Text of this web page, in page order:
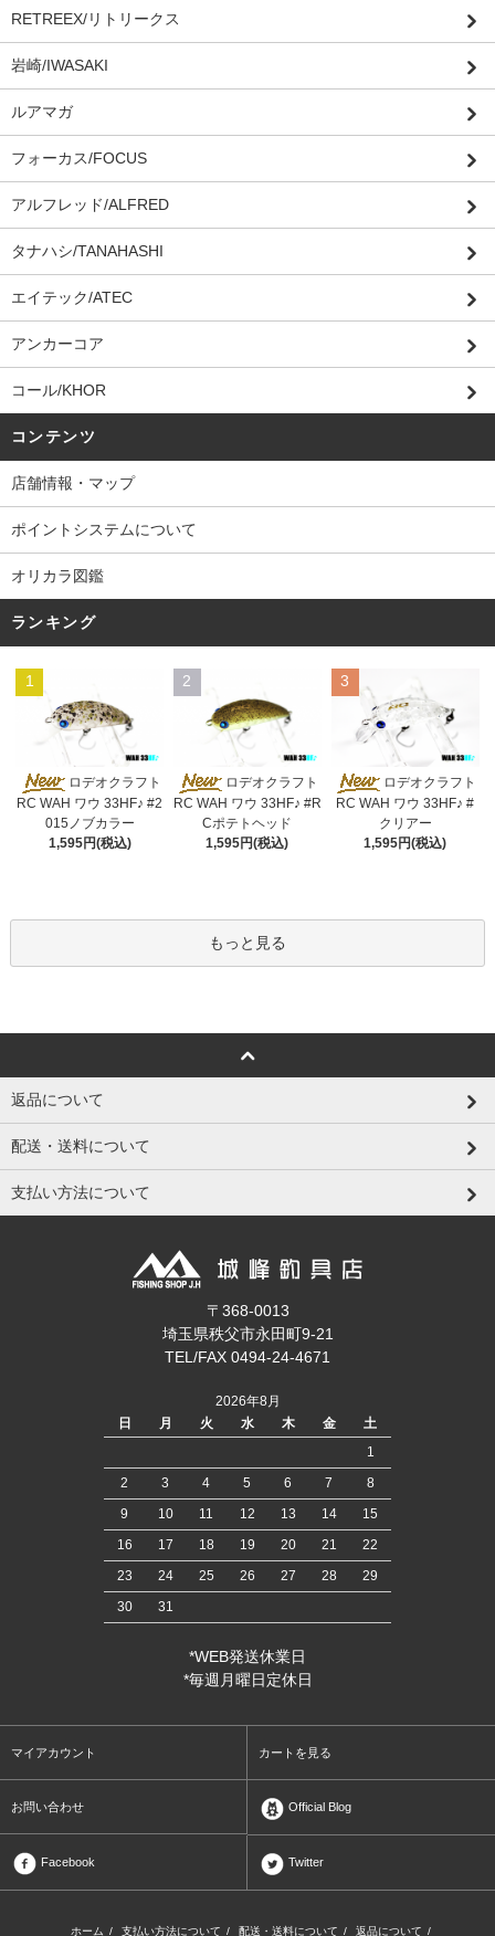
RETREEX/リトリークス
岩崎/IWASAKI
ルアマガ
フォーカス/FOCUS
アルフレッド/ALFRED
タナハシ/TANAHASHI
エイテック/ATEC
アンカーコア
コール/KHOR
コンテンツ
店舗情報・マップ
ポイントシステムについて
オリカラ図鑑
ランキング
1
ロデオクラフト
RC WAH ワウ 33HF♪ #2
015ノブカラー
1,595円(税込)
2
ロデオクラフト
RC WAH ワウ 33HF♪ #R
Cポテトヘッド
1,595円(税込)
3
ロデオクラフト
RC WAH ワウ 33HF♪ #
クリアー
1,595円(税込)
もっと見る
返品について
配送・送料について
支払い方法について
〒368-0013
埼玉県秩父市永田町9-21
TEL/FAX 0494-24-4671
2026年8月
日
月 火 水 木 金
土
1
2
3 4 5 6 7
8
9
10 11 12 13 14
15
16
17 18 19 20 21
22
23
24 25 26 27 28
29
30
31
*WEB発送休業日
*毎週月曜日定休日
マイアカウント カートを見る
お問い合わせ Official Blog
Facebook Twitter
ホーム / 支払い方法について / 配送・送料について / 返品について /